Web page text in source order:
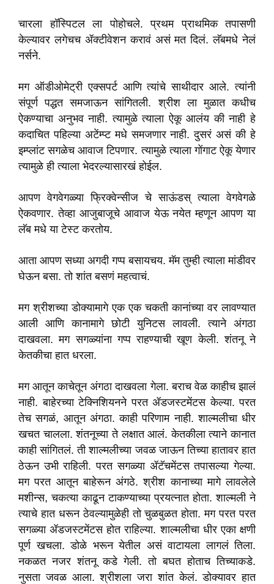
चारला हॉस्पिटल ला पोहोचले. प्रथम प्राथमिक तपासणी
केल्यावर लगेचच ॲक्टीवेशन करावं असं मत दिलं. लॅबमधे नेलं
नर्सने.
मग ऑडीओमेट्री एक्सपर्ट आणि त्यांचे साथीदार आले. त्यांनी
संपूर्ण पद्धत समजाऊन सांगितली. श्रीश ला मुळात कधीच
ऐकण्याचा अनुभव नाही. त्यामुळे त्याला ऐकू आलंय की नाही हे
कदाचित पहिल्या अटेंम्प्ट मधे समजणार नाही. दुसरं असं की हे
इम्प्लांट सगळेच आवाज टिपणार. त्यामुळे त्याला गोंगाट ऐकू येणार
त्यामुळे ही त्याला भेदरल्यासारखं होईल.
आपण वेगवेगळ्या फ्रिक्वेन्सीज चे साऊंडस् त्याला वेगवेगळे
ऐकवणार. तेव्हा आजुबाजूचे आवाज येऊ नयेत म्हणून आपण या
लॅब मधे या टेस्ट करतोय.
आता आपण सध्या अगदी गप्प बसायचय. मॅम तुम्ही त्याला मांडीवर
घेऊन बसा. तो शांत बसणं महत्वाचं.
मग श्रीशच्या डोक्यामागे एक एक चकती कानांच्या वर लावण्यात
आली आणि कानामागे छोटी युनिटस लावली. त्याने अंगठा
दाखवला. मग सगळ्यांना गप्प राहण्याची खूण केली. शंतनू ने
केतकीचा हात धरला.
मग आतून काचेतून अंगठा दाखवला गेला. बराच वेळ काहीच झालं
नाही. बाहेरच्या टेक्निशियनने परत ॲडजस्टमेंटस केल्या. परत
तेच सगळं, आतून अंगठा. काही परिणाम नाही. शाल्मलीचा धीर
खचत चालला. शंतनूच्या ते लक्षात आलं. केतकीला त्याने कानात
काही सांगितलं. ती शाल्मलीच्या जवळ जाऊन तिच्या हातावर हात
ठेऊन उभी राहिली. परत सगळ्या ॲटॅचमेंटस तपासल्या गेल्या.
मग परत आतून बाहेरून अंगठे. श्रीश कानाच्या मागे लावलेले
मशीन्स, चकत्या काढून टाकण्याच्या प्रयत्नात होता. शाल्मली ने
त्याचे हात धरून ठेवल्यामुळेही तो चुळबुळत होता. मग परत परत
सगळ्या ॲडजस्टमेंटस होत राहिल्या. शाल्मलीचा धीर एका क्षणी
पूर्ण खचला. डोळे भरून येतील असं वाटायला लागलं तिला.
नकळत नजर शंतनू कडे गेली. तो बघत होताच तिच्याकडे.
नुसता जवळ आला. श्रीशला जरा शांत केलं. डोक्यावर हात